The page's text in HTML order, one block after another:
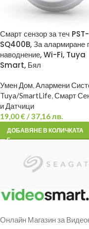
Смарт сензор за теч PST-
SQ400B, За алармиране
наводнение, Wi-Fi, Tuya
Smart, Бял
Умен Дом,Алармени
Tuya/SmartLife,Смарт
и Датчици
19,00€ / 37,16 лв.
ДОБАВЯНЕ В КОЛИЧКАТА
Онлайн Магазин за